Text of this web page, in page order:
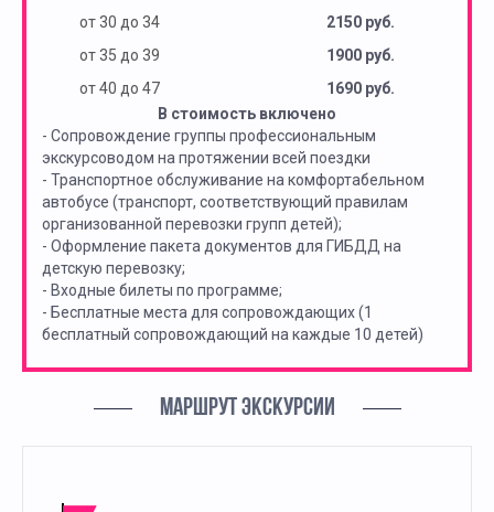
от 30 до 34
2150 руб.
от 35 до 39
1900 руб.
от 40 до 47
1690 руб.
В стоимость включено
- Сопровождение группы профессиональным
экскурсоводом на протяжении всей поездки
- Транспортное обслуживание на комфортабельном
автобусе (транспорт, соответствующий правилам
организованной перевозки групп детей);
- Оформление пакета документов для ГИБДД на
детскую перевозку;
- Входные билеты по программе;
- Бесплатные места для сопровождающих (1
бесплатный сопровождающий на каждые 10 детей)
МАРШРУТ ЭКСКУРСИИ